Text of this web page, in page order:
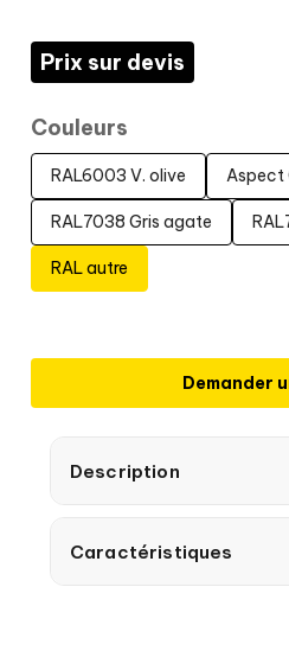
Prix sur devis
Couleurs
RAL6003 V. olive Aspect
RAL7038 Gris agate
RAL autre
Demander
Description
Caractéristiques